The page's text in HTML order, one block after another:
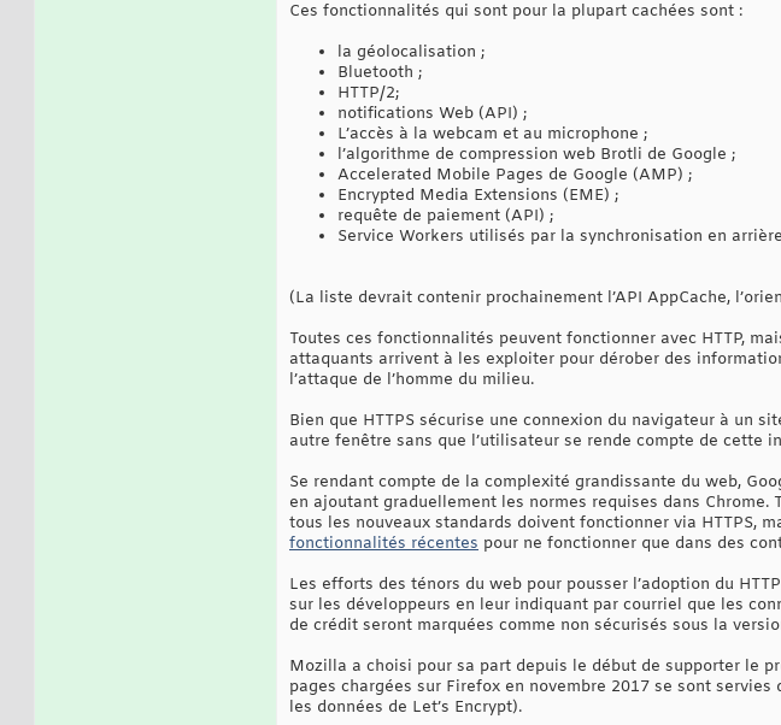
Ces fonctionnalités qui sont pour la plupart cachées sont :
la géolocalisation ;
Bluetooth ;
HTTP/2;
notifications Web (API) ;
L’accès à la webcam et au microphone ;
l’algorithme de compression web Brotli de Google ;
Accelerated Mobile Pages de Google (AMP) ;
Encrypted Media Extensions (EME) ;
requête de paiement (API) ;
Service Workers utilisés par la synchronisation en
(La liste devrait contenir prochainement l’API AppCache,
Toutes ces fonctionnalités peuvent fonctionner avec HTTP,
attaquants arrivent à les exploiter pour dérober des
l’attaque de l’homme du milieu.
Bien que HTTPS sécurise une connexion du navigateur à un
autre fenêtre sans que l’utilisateur se rende compte de cette
Se rendant compte de la complexité grandissante du web,
en ajoutant graduellement les normes requises dans
tous les nouveaux standards doivent fonctionner via HTTPS,
fonctionnalités récentes pour ne fonctionner que dans des
Les efforts des ténors du web pour pousser l’adoption du
sur les développeurs en leur indiquant par courriel que les
de crédit seront marquées comme non sécurisés sous la
Mozilla a choisi pour sa part depuis le début de supporter le
pages chargées sur Firefox en novembre 2017 se sont
les données de Let’s Encrypt).